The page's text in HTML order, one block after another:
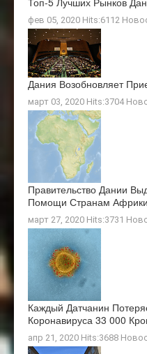
фев 05, 2020 Hits:6112
Дания Возобновляет
март 03, 2020 Hits:3704
Правительство Дании
Помощи Странам Африки
март 27, 2020 Hits:3731
Каждый Датчанин
Коронавируса 33 000
апр 21, 2020 Hits:3688